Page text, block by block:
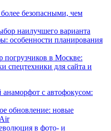
безопасными, чем
наилучшего варианта
особенности планирования
в Москве:
спецтехники для сайта и
с автофокусом:
обновление: новые
в фото- и